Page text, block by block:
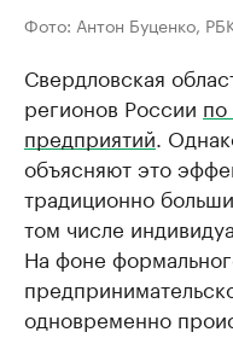
Фото: Антон Буценко,
Свердловская
регионов России
предприятий .
объясняют это
традиционно
том числе
На фоне
одновременно